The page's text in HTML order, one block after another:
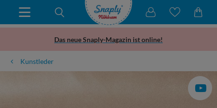
Das neue Snaply-Magazin ist online!
Kunstleder